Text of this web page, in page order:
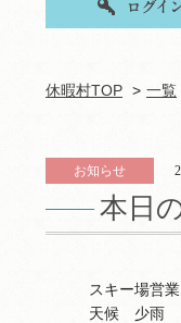
休暇村TOP 一覧
お知らせ
本日
スキー場営業
天候 少雨